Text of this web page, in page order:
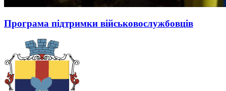
Програма підтримки військовослужбовців